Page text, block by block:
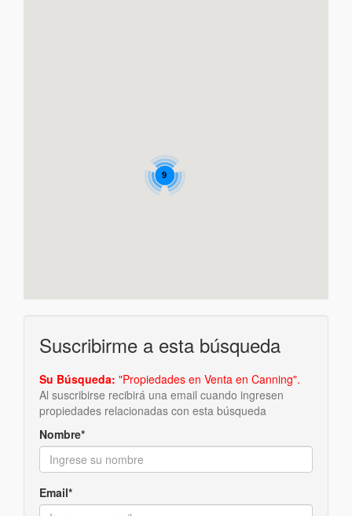
9
Suscribirme a esta búsqueda
Su Búsqueda: "Propiedades en Venta en Canning".
Al suscribirse recibirá una email cuando ingresen
propiedades relacionadas con esta búsqueda
Nombre*
Email*